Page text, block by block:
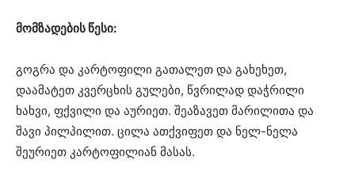
მომზადების წესი:
გოგრა და კარტოფილი გათალეთ და გახეხეთ,
დაამატეთ კვერცხის გულები, წვრილად დაჭრილი
ხახვი, ფქვილი და აურიეთ. შეაზავეთ მარილითა და
შავი პილპილით. ცილა ათქვიფეთ და ნელ-ნელა
შეურიეთ კარტოფილიან მასას.